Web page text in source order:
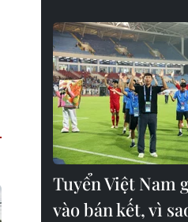
Tuyển Việt Nam
vào bán kết, vì